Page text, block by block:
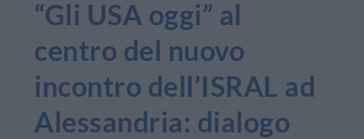
“Gli USA oggi” al
centro del nuovo
incontro dell’ISRAL ad
Alessandria: dialogo